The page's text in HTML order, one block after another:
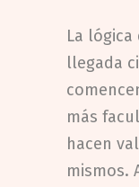
La
llegada
más
hacen
mismos.